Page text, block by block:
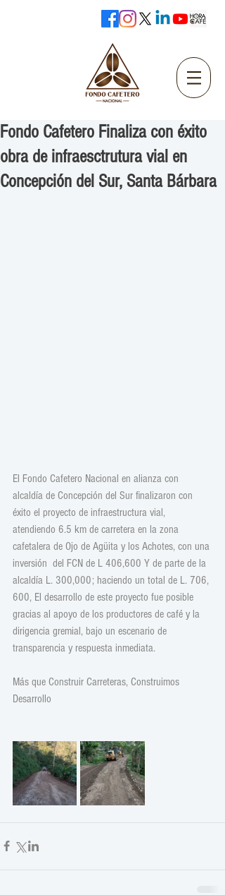
Fondo Cafetero Finaliza con éxito
obra de infraesctrutura vial en
Concepción del Sur, Santa Bárbara
El Fondo Cafetero Nacional en alianza con
alcaldía de Concepción del Sur finalizaron con
éxito el proyecto de infraestructura vial,
atendiendo 6.5 km de carretera en la zona
cafetalera de Ojo de Agüita y los Achotes, con una
inversión  del FCN de L 406,600 Y de parte de la
alcaldía L. 300,000; haciendo un total de L. 706,
600, El desarrollo de este proyecto fue posible
gracias al apoyo de los productores de café y la
dirigencia gremial, bajo un escenario de
transparencia y respuesta inmediata.
Más que Construir Carreteras, Construimos
Desarrollo